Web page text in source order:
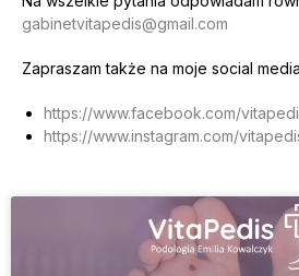
gabinetvitapedis@gmail.com
Zapraszam także na moje social
https://www.facebook.com/
https://www.instagram.com/